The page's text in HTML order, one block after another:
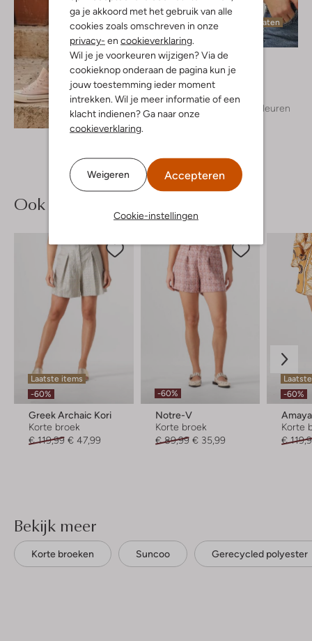
ga je akkoord met het gebruik van alle
cookies zoals omschreven in onze
privacy- en cookieverklaring
Wil je je voorkeuren wijzigen? Via de
cookieknop onderaan de pagina kun je
jouw toestemming ieder moment
intrekken. Wil je meer informatie of een
klacht indienen? Ga naar onze
cookieverklaring
Weigeren Accepteren
Cookie-instellingen
Ontdek de look
Laatste maten
Notre-V
T-shirt
+ meer kleuren
Ook iets voor jou?
Laatste items
-60%
Greek Archaic Kori
Korte broek
€ 119,99 € 47,99
-60%
Notre-V
Korte broek
€ 89,99 € 35,99
-60%
Korte
€
Bekijk meer
Korte broeken Suncoo Gerecycled polyester